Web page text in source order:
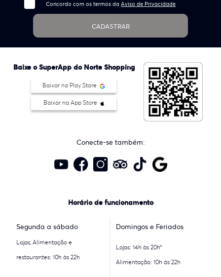
Concordo com os termos daAviso de Privacidade
CADASTRAR
Baixe o SuperApp do Norte Shopping
Baixar na Play Store
Baixar na App Store
Conecte-se também:
Horário de funcionamento
Segunda a sábado
Lojas, Alimentação e
restaurantes: 10h às 22h
Domingos e Feriados
Lojas: 14h às 20h*
Alimentação: 10h às 22h